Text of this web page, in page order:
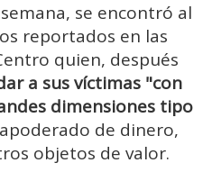
se encontró al
reportados en las
quien, después
a sus víctimas "con
dimensiones tipo
de dinero,
objetos de valor.